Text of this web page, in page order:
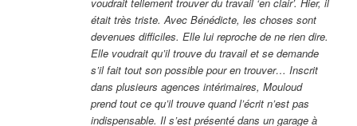
était très triste. Avec Bénédicte, les choses sont
devenues difficiles. Elle lui reproche de ne rien dire.
Elle voudrait qu’il trouve du travail et se demande
s’il fait tout son possible pour en trouver… Inscrit
dans plusieurs agences intérimaires, Mouloud
prend tout ce qu’il trouve quand l’écrit n’est pas
indispensable. Il s’est présenté dans un garage à